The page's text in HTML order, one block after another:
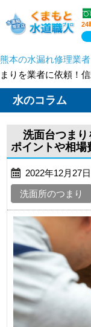
24
熊本の水漏れ修理業
まりを業者に依頼！
水のコラム
洗面台つま
ポイントや相場
2022年12月27日
洗面所のつまり